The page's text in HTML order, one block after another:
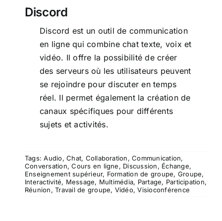
Discord
Discord est un outil de communication
en ligne qui combine chat texte, voix et
vidéo. Il offre la possibilité de créer
des serveurs où les utilisateurs peuvent
se rejoindre pour discuter en temps
réel. Il permet également la création de
canaux spécifiques pour différents
sujets et activités.
Tags:Audio,Chat, Collaboration,Communication,
Conversation,Cours en ligne, Discussion, Échange,
Enseignement supérieur, Formation de groupe, Groupe,
Interactivité, Message, Multimédia, Partage, Participation,
Réunion,Travail de groupe, Vidéo,Visioconférence